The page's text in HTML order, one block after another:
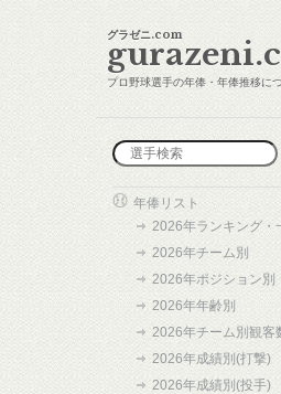
グラゼニ.com
プロ野球選手の年俸・年俸推移に
年俸リスト
2026年ランキング・
2026年チーム別
2026年ポジション別
2026年年齢別
2026年チーム別観客
2026年成績別(打撃)
2026年成績別(投手)